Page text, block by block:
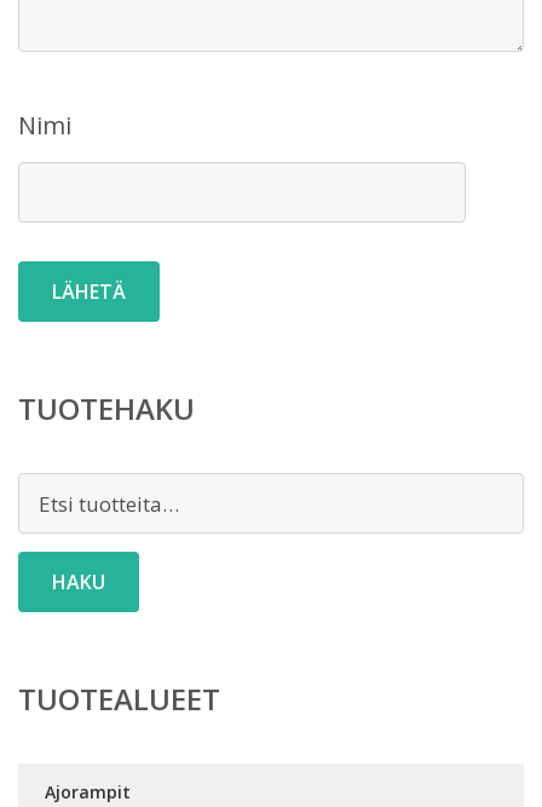
Nimi
TUOTEHAKU
HAKU
TUOTEALUEET
Ajorampit